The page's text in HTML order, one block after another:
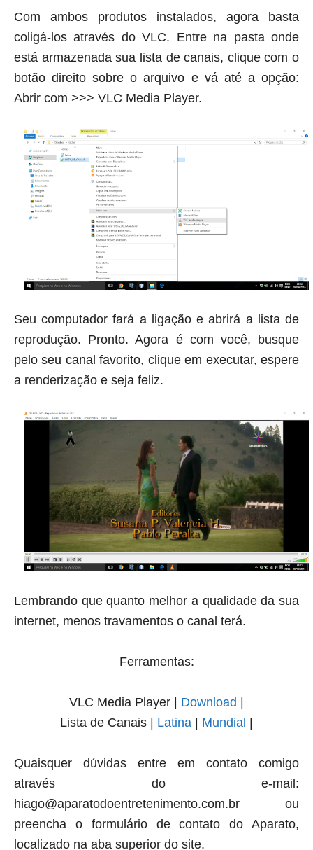
Com ambos produtos instalados, agora basta
coligá-los através do VLC. Entre na pasta onde
está armazenada sua lista de canais, clique com o
botão direito sobre o arquivo e vá até a opção:
Abrir com >>> VLC Media Player.
Seu computador fará a ligação e abrirá a lista de
reprodução. Pronto. Agora é com você, busque
pelo seu canal favorito, clique em executar, espere
a renderização e seja feliz.
Lembrando que quanto melhor a qualidade da sua
internet, menos travamentos o canal terá.
Ferramentas:
VLC Media Player | Download
Lista de Canais | Latina Mundial
Quaisquer dúvidas entre em contato comigo
através do e-mail:
hiago@aparatodoentretenimento.com.br ou
preencha o formulário de contato do Aparato,
localizado na aba superior do site.